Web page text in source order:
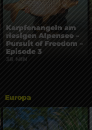
38 MIN
Karpfenangeln am
riesigen Alpensee –
Pursuit of Freedom –
Episode 3
Europa